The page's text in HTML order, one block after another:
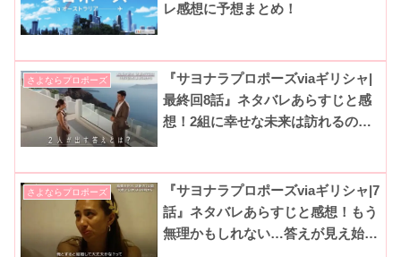
レ感想に予想まとめ！
さよならプロポーズ
『サヨナラプロポーズviaギリシャ|
最終回8話』ネタバレあらすじと感
想！2組に幸せな未来は訪れるの
さよならプロポーズ
『サヨナラプロポーズviaギリシャ|7
話』ネタバレあらすじと感想！もう
無理かもしれない…答えが見え始め